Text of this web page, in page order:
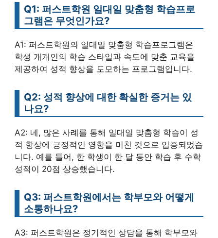
Q1: 퍼스트학원 일대일 맞춤형 학습프로
그램은 무엇인가요?
A1: 퍼스트학원의 일대일 맞춤형 학습프로그램은
학생 개개인의 학습 스타일과 속도에 맞춘 교육을
제공하여 성적 향상을 도모하는 프로그램입니다.
Q2: 성적 향상에 대한 확실한 증거는 있
나요?
A2: 네, 많은 사례를 통해 일대일 맞춤형 학습이 성
적 향상에 긍정적인 영향을 미친 것으로 입증되었습
니다. 예를 들어, 한 학생이 한 달 동안 학습 후 수학
성적이 20점 상승했습니다.
Q3: 퍼스트학원에서는 학부모와 어떻게
소통하나요?
A3: 퍼스트학원은 정기적인 상담을 통해 학부모와